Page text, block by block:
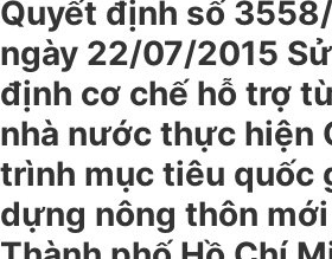
Quyết định số
ngày 22/07/2015
định cơ chế hỗ trợ
nhà nước thực hiện
trình mục tiêu quốc
dựng nông thôn